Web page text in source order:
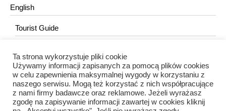
English
Tourist Guide
KONTAKT
redakcja@portalkujawski.pl
Redakcja
Ta strona wykorzystuje pliki cookie
Używamy informacji zapisanych za pomocą plików cookies
w celu zapewnienia maksymalnej wygody w korzystaniu z
naszego serwisu. Mogą też korzystać z nich współpracujące
z nami firmy badawcze oraz reklamowe. Jeżeli wyrażasz
zgodę na zapisywanie informacji zawartej w cookies kliknij